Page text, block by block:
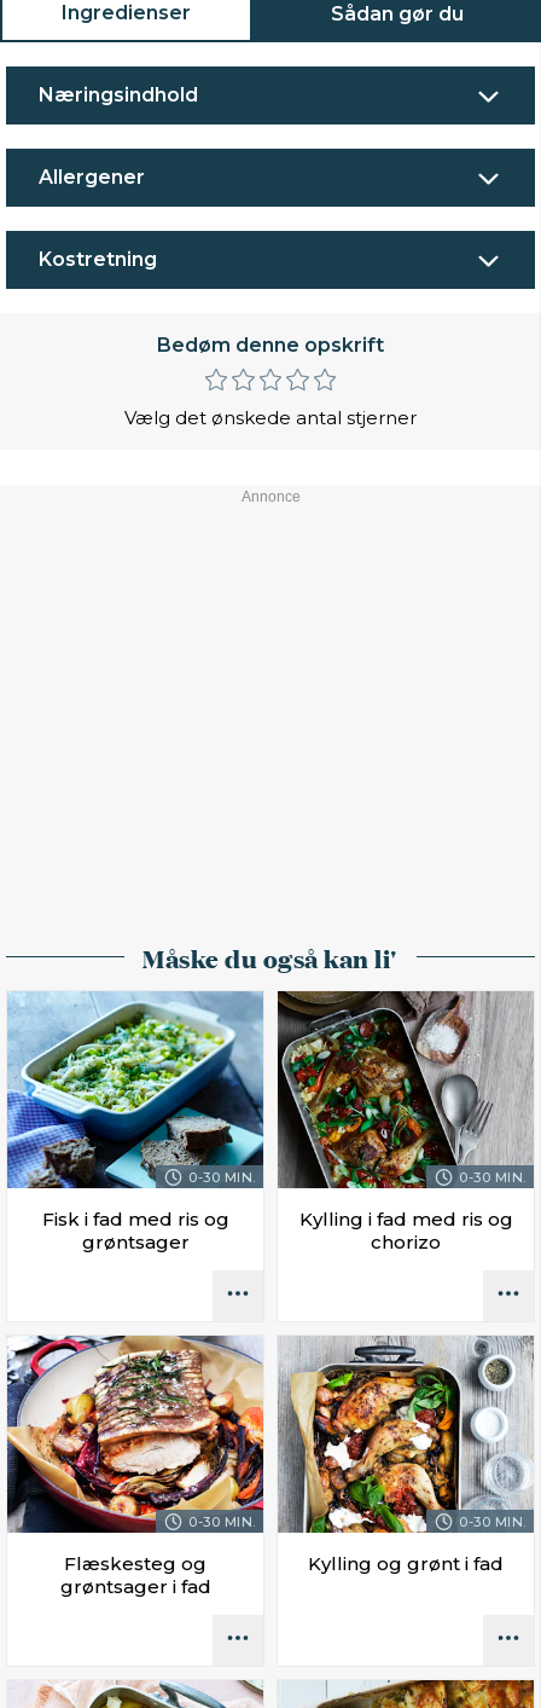
Ingredienser Sådan gør du
Næringsindhold
Allergener
Kostretning
Bedøm denne opskrift
Vælg det ønskede antal stjerner
Måske du også kan li'
0-30 MIN.
Fisk i fad med ris og
grøntsager
0-30 MIN.
Kylling i fad med ris og
chorizo
0-30 MIN.
Flæskesteg og
grøntsager i fad
0-30 MIN.
Kylling og grønt i fad